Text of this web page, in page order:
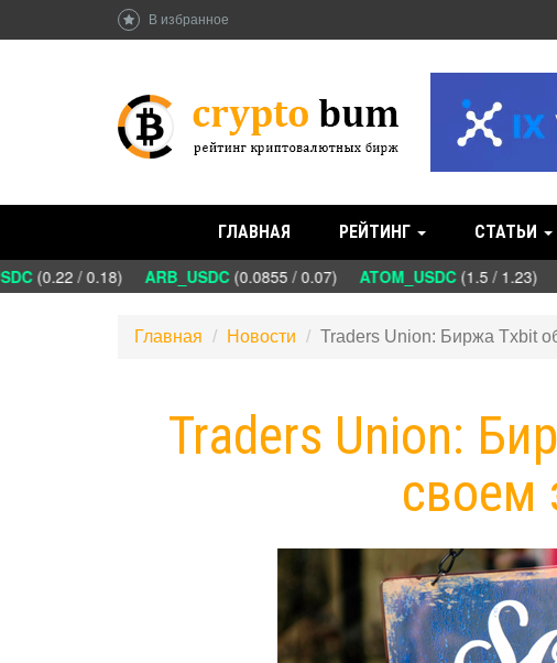
В избранное
ГЛАВНАЯ РЕЙТИНГ СТАТЬИ
(0.22 / 0.18) ARB_USDC(0.0855 / 0.07) ATOM_USDC(1.5 / 1.23)
Главная Новости Traders Union: Биржа Txbit
Traders Union:
своем